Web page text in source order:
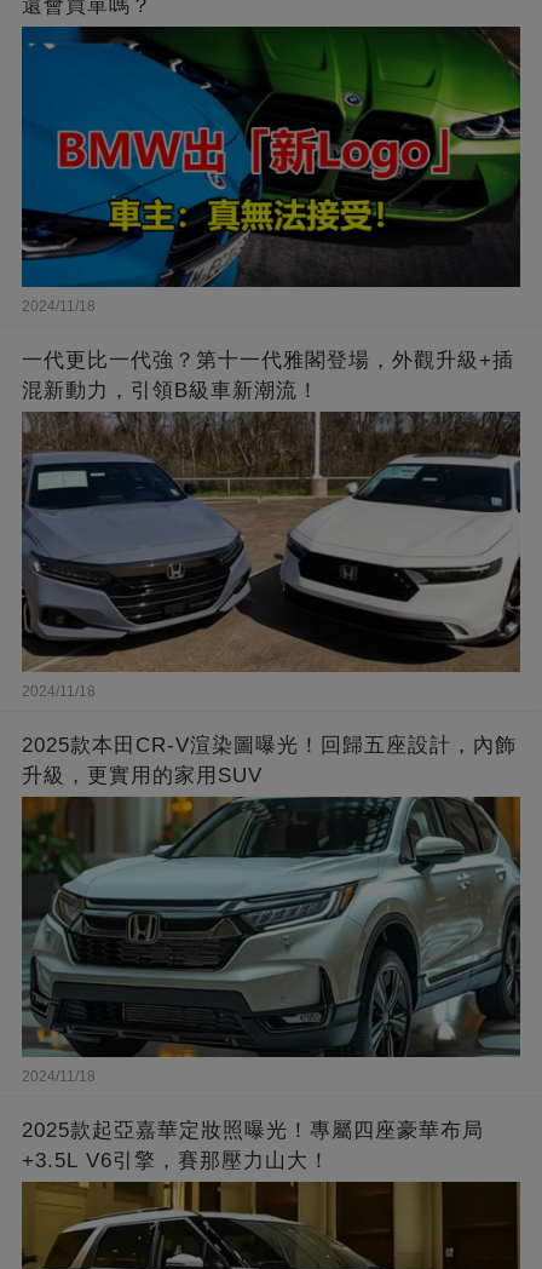
還會買單嗎？
2024/11/18
一代更比一代強？第十一代雅閣登場，外觀升級+插
混新動力，引領B級車新潮流！
2024/11/18
2025款本田CR-V渲染圖曝光！回歸五座設計，內飾
升級，更實用的家用SUV
2024/11/18
2025款起亞嘉華定妝照曝光！專屬四座豪華布局
+3.5L V6引擎，賽那壓力山大！